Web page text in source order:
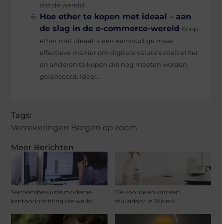
Meer Berichten
Seizoensbewuste moderne
kantoorinrichting die werkt
De voordelen van een
stukadoor in Nijkerk
dat de wereld...
Hoe ether te kopen met ideaal – aan
de slag in de e-commerce-wereld Koop
ether met ideaal is een eenvoudige maar
effectieve manier om digitale valuta’s zoals ether
en anderen te kopen die nog moeten worden
gelanceerd. Ideal...
Tags:
Verzekeringen Bergen op zoom